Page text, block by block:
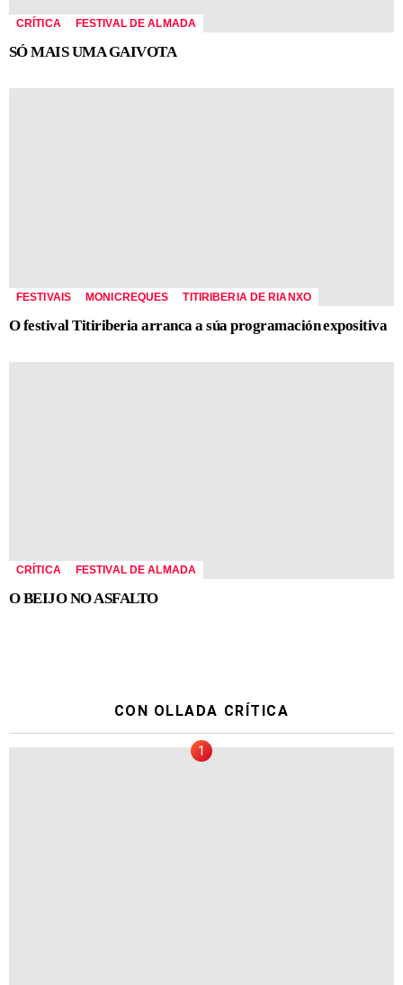
CRÍTICA FESTIVAL DE ALMADA
SÓ MAIS UMA GAIVOTA
FESTIVAIS MONICREQUES TITIRIBERIA DE RIANXO
O festival Titiriberia arranca a súa programación expositiva
CRÍTICA FESTIVAL DE ALMADA
O BEIJO NO ASFALTO
CON OLLADA CRÍTICA